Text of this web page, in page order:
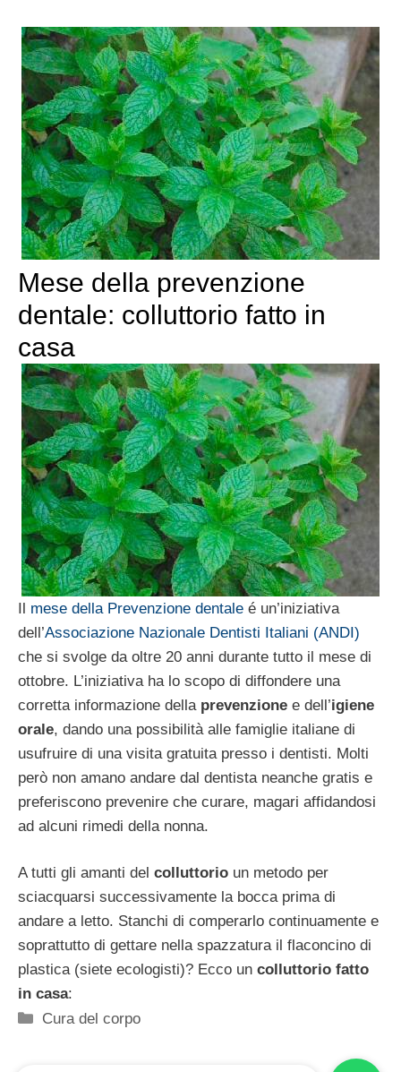
Mese della prevenzione
dentale: colluttorio fatto in
casa
Il mese della Prevenzione dentale é un’iniziativa
dell’Associazione Nazionale Dentisti Italiani (ANDI)
che si svolge da oltre 20 anni durante tutto il mese di
ottobre. L’iniziativa ha lo scopo di diffondere una
corretta informazione della prevenzione e dell’igiene
orale, dando una possibilità alle famiglie italiane di
usufruire di una visita gratuita presso i dentisti. Molti
però non amano andare dal dentista neanche gratis e
preferiscono prevenire che curare, magari affidandosi
ad alcuni rimedi della nonna.
A tutti gli amanti del colluttorio un metodo per
sciacquarsi successivamente la bocca prima di
andare a letto. Stanchi di comperarlo continuamente e
soprattutto di gettare nella spazzatura il flaconcino di
plastica (siete ecologisti)? Ecco un colluttorio fatto
in casa:
Categorie
Cura del corpo